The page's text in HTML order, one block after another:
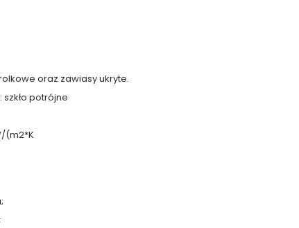
oraz zawiasy ukryte.
potrójne
(m2*K